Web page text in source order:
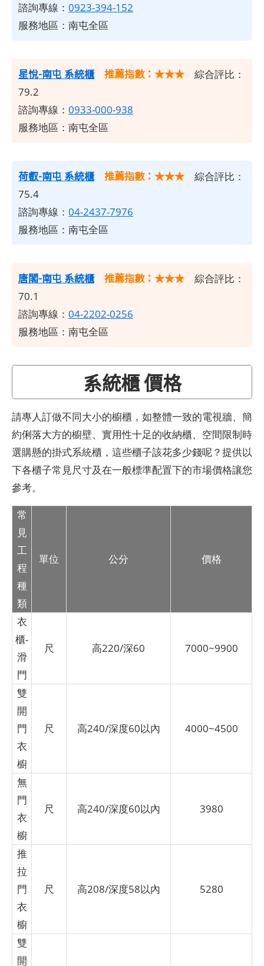
諮詢專線： 0923-394-152
服務地區：南屯全區
星悅-南屯 系統櫃 推薦指數：★★★ 綜合評比：
79.2
諮詢專線： 0933-000-938
服務地區：南屯全區
荷叡-南屯 系統櫃 推薦指數：★★★ 綜合評比：
75.4
諮詢專線： 04-2437-7976
服務地區：南屯全區
唐閣-南屯 系統櫃 推薦指數：★★★ 綜合評比：
70.1
諮詢專線： 04-2202-0256
服務地區：南屯全區
系統櫃 價格
請專人訂做不同大小的櫥櫃，如整體一致的電視牆、簡
約俐落大方的櫥壁、實用性十足的收納櫃、空間限制時
選購懸的掛式系統櫃，這些櫃子該花多少錢呢？提供以
下各櫃子常見尺寸及在一般標準配置下的市場價格讓您
參考。
常
見
工
程
種
類
單位 公分 價格
衣
櫃-
滑
門
尺 高220/深60 7000~9900
雙
開
門
衣
櫥
尺 高240/深度60以內 4000~4500
無
門
衣
櫥
尺 高240/深度60以內 3980
推
拉
門
衣
櫥
尺 高208/深度58以內 5280
雙
開